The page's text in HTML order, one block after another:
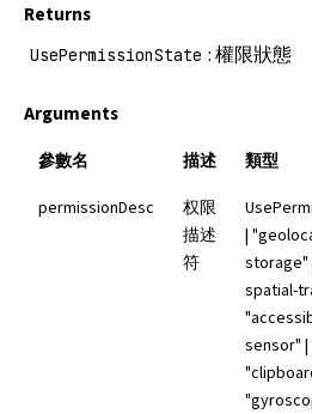
Returns
UsePermissionState : 權限狀態
Arguments
參數名 描述
類型
permissionDesc
权限
描述
符
|
storage"
spatial-
sensor"